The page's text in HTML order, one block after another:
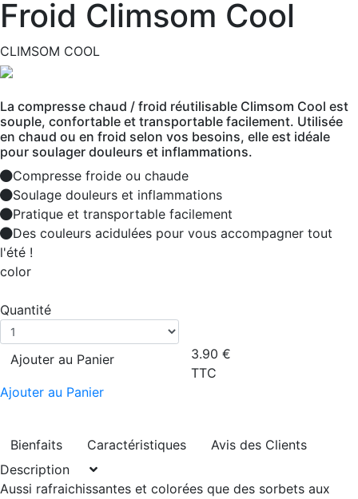
Froid Climsom Cool
CLIMSOM COOL
La compresse chaud / froid réutilisable Climsom Cool est
souple, confortable et transportable facilement. Utilisée
en chaud ou en froid selon vos besoins, elle est idéale
pour soulager douleurs et inflammations.
Compresse froide ou chaude
Soulage douleurs et inflammations
Pratique et transportable facilement
Des couleurs acidulées pour vous accompagner tout
l'été !
color
Quantité
Ajouter au Panier
Ajouter au Panier
3.90 €
TTC
Bienfaits Caractéristiques
Avis des Clients
Description
Aussi rafraichissantes et colorées que des sorbets aux